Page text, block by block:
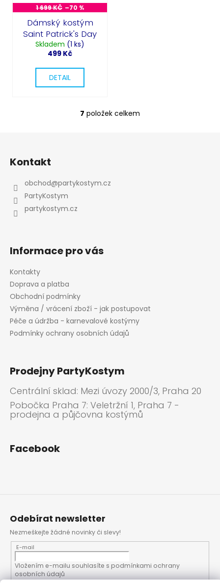
1 699 KČ –70 %
Dámský kostým
Saint Patrick's Day
Skladem (1 ks)
499 Kč
DETAIL
O
c
u
7 položek celkem
Odebírat newsletter
Nezmeškejte žádné novinky či slevy!
E-mail
Vložením e-mailu souhlasíte s podmínkami ochrany
osobních údajů
Kontakt
obchod@partykostym.cz
PartyKostym
partykostym.cz
Informace pro vás
Kontakty
Doprava a platba
Obchodní podmínky
Výměna / vrácení zboží - jak postupovat
Péče a údržba - karnevalové kostýmy
Podmínky ochrany osobních údajů
Prodejny PartyKostym
Centrální sklad: Mezi úvozy 2000/3, Praha 20
Pobočka Praha 7: Veletržní 1, Praha 7 -
prodejna a půjčovna kostýmů
Facebook